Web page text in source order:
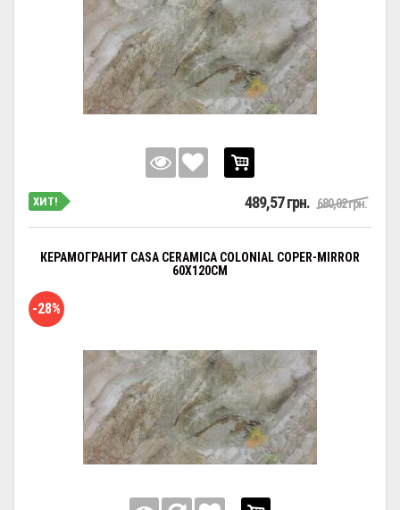
ХИТ! 489,57 грн. 680,02 грн.
КЕРАМОГРАНИТ CASA CERAMICA COLONIAL COPER-MIRROR
60X120CM
-28%